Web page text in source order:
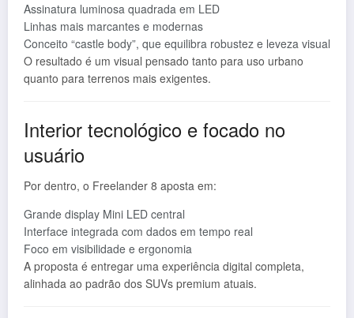
Assinatura luminosa quadrada em LED
Linhas mais marcantes e modernas
Conceito “castle body”, que equilibra robustez e leveza visual
O resultado é um visual pensado tanto para uso urbano
quanto para terrenos mais exigentes.
Interior tecnológico e focado no
usuário
Por dentro, o Freelander 8 aposta em:
Grande display Mini LED central
Interface integrada com dados em tempo real
Foco em visibilidade e ergonomia
A proposta é entregar uma experiência digital completa,
alinhada ao padrão dos SUVs premium atuais.